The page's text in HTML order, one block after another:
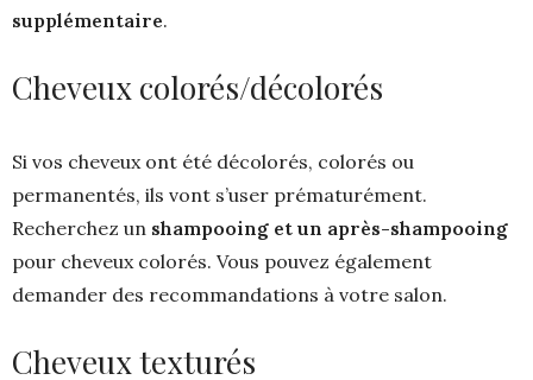
supplémentaire.
Cheveux colorés/décolorés
Si vos cheveux ont été décolorés, colorés ou
permanentés, ils vont s’user prématurément.
Recherchez un shampooing et un après-shampooing
pour cheveux colorés. Vous pouvez également
demander des recommandations à votre salon.
Cheveux texturés